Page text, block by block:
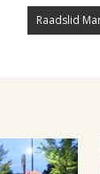
Raadslid